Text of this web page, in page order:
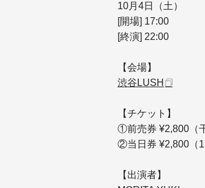
10月4日（土）
[開場] 17:00
[終演] 22:00
【会場】
渋谷 LUSH
【チケット】
①前売券 ¥2,800（
②当日券 ¥2,800（1
【出演者】